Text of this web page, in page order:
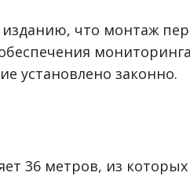
что монтаж
установлено законно.
36 метров, из